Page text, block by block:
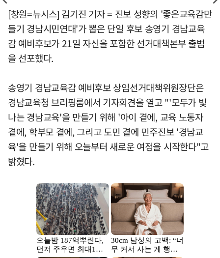
[창원=뉴시스] 김기진 기자 = 진보 성향의 '좋은교육감만
들기 경남시민연대'가 뽑은 단일 후보 송영기 경남교육
감 예비후보가 21일 자신을 포함한 선거대책본부 출범
을 선포했다.
송영기 경남교육감 예비후보 상임선거대책위원장단은
경남교육청 브리핑룸에서 기자회견을 열고 "'모두가 빛
나는 경남교육'을 만들기 위해 '아이 곁에, 교육 노동자
곁에, 학부모 곁에, 그리고 도민 곁에 민주진보 '경남교
육'을 만들기 위해 오늘부터 새로운 여정을 시작한다"고
밝혔다.